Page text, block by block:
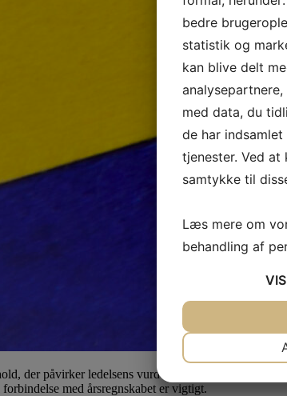
der påvirker ledelsens vurdering af going concern
med årsregnskabet er vigtigt.
bedre
statistik og
kan blive delt
med data, du
de har
tjenester. Ved at
samtykke til
Læs mere om
behandling af
VIS